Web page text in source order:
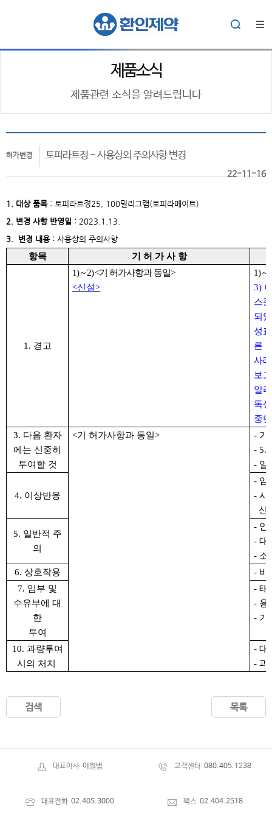
제품소식
제품관련 소식을 알려드립니다
허가변경 토피라트정 - 사용상의 주의사항 변경
22-11-16
1. 대상품목 : 토피라트정25, 100밀리그램(토피라메이트)
2. 변경 사항 반영일 : 2023.1.13.
3. 변경 내용 : 사용상의 주의사항
항목 기 허 가 사 항
1. 경고
1) ~ 2) <기 허가사항과 동일>
<신설>
1) ~
3)
스
되
성
른
사
보
알
독
중
3. 다음 환자
에는 신중히
투여할 것
<기 허가사항과 동일>
- 가
- 5.
- 일
4. 이상반응
- 임
- 시
신
5. 일반적 주
의
- 안
- 대
- 소
6. 상호작용
- 비
7. 임부 및
수유부에 대
한
투여
- 태
- 용
- 기
10. 과량투여
시의 처치
- 대
- 과
검색 목록
대표이사 이원범 고객센터 080.405.1238
대표전화 02.405.3000 팩스 02.404.2518